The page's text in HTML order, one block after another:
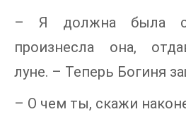
– Я должна была
произнесла она,
луне. – Теперь Богиня
– О чем ты, скажи